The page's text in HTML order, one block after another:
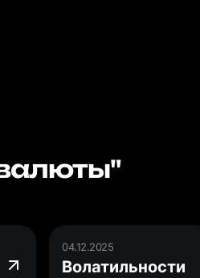
04.12.2025
Волатильности